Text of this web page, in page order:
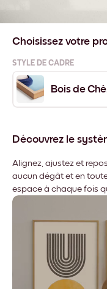
Choisissez votre
STYLE DE CADRE
Découvrez le
Alignez, ajustez et
aucun dégât et en
espace à chaque fois